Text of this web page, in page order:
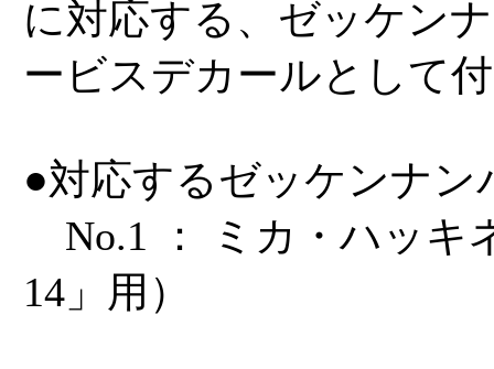
に対応する、ゼッケン
ービスデカールとして
●対応するゼッケンナン
No.1 ： ミカ・ハッキ
14」用）